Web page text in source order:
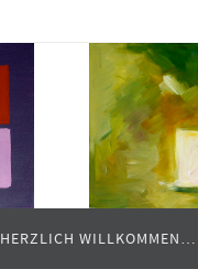
HERZLICH WILLKOMMEN…